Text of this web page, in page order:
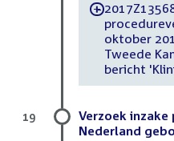
-
oktober
Tweede
bericht
Verzoek
Nederland
19